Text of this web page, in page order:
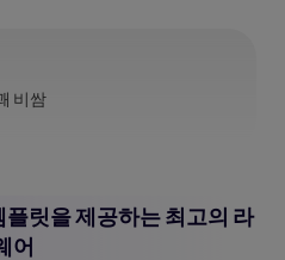
비쌈
릿을 제공하는 최고의 라
어